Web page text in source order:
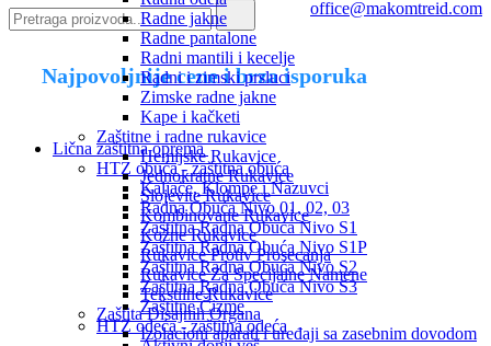
Radne jakne
Radne pantalone
Radni mantili i kecelje
Radni i zimski prsluci
Zimske radne jakne
Kape i kačketi
Zaštitne i radne rukavice
Hemijske Rukavice
Jednokratne Rukavice
Slojevite Rukavice
Kombinovane Rukavice
Kožne Rukavice
Rukavice Protiv Prosecanja
Rukavice Za Specijalne Namene
Tekstilne Rukavice
Zaštita Disajnih Organa
Izolacioni aparati i uređaji sa zasebnim dovodom
office@makomtreid.com
Najpovoljnije cene i brza isporuka
Lična zaštitna oprema
HTZ obuća - zaštitna obuća
Kaljače, Klompe i Nazuvci
Radna Obuća Nivo 01, 02, 03
Zaštitna Radna Obuća Nivo S1
Zaštitna Radna Obuća Nivo S1P
Zaštitna Radna Obuća Nivo S2
Zaštitna Radna Obuća Nivo S3
Zaštitne Čizme
HTZ odeća - zaštitna odeća